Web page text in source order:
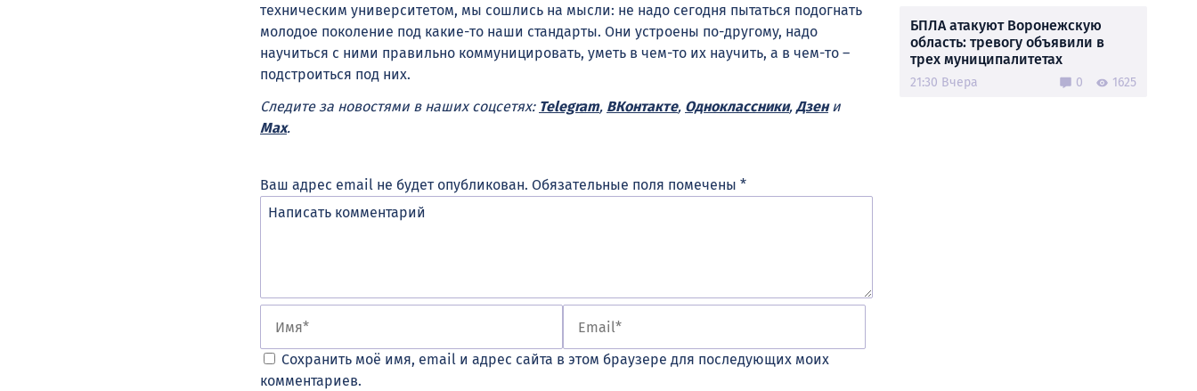
техническим университетом, мы сошлись на мысли: не надо сегодня пытаться подогнать
молодое поколение под какие-то наши стандарты. Они устроены по-другому, надо
научиться с ними правильно коммуницировать, уметь в чем-то их научить, а в чем-то –
подстроиться под них.
Следите за новостями в наших соцсетях: Telegram, ВКонтакте, Одноклассники, Дзени
Max.
Ваш адрес email не будет опубликован. Обязательные поля помечены *
Сохранить моё имя, email и адрес сайта в этом браузере для последующих моих
комментариев.
БПЛА атакуют Воронежскую
область: тревогу объявили в
трех муниципалитетах
21:30 Вчера 0 1625